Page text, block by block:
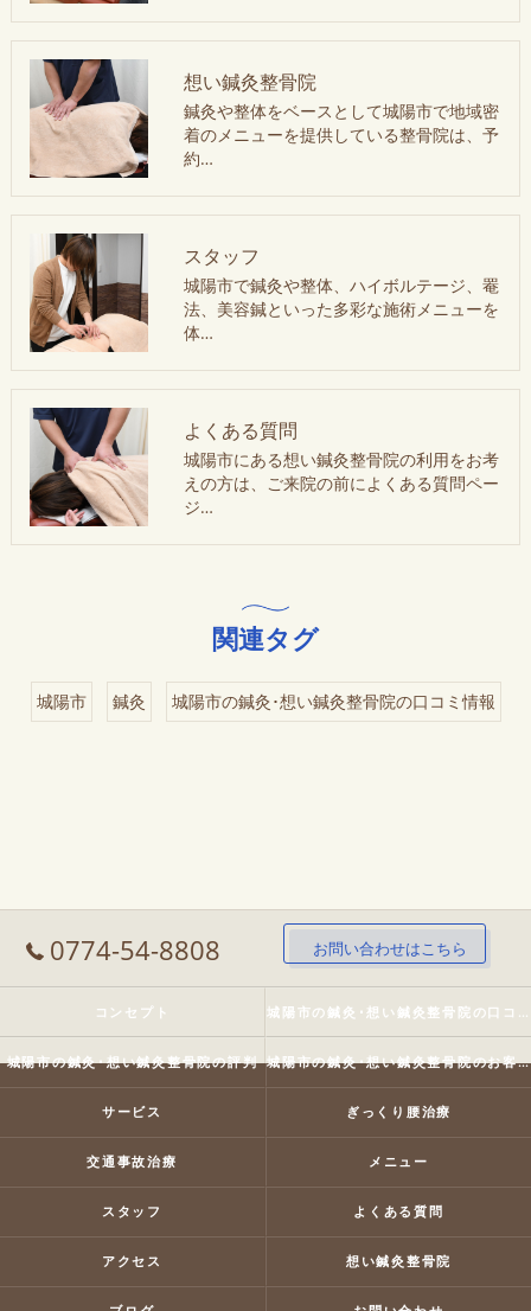
想い鍼灸整骨院
鍼灸や整体をベースとして城陽市で地域密
着のメニューを提供している整骨院は、予
約…
スタッフ
城陽市で鍼灸や整体、ハイボルテージ、罨
法、美容鍼といった多彩な施術メニューを
体…
よくある質問
城陽市にある想い鍼灸整骨院の利用をお考
えの方は、ご来院の前によくある質問ペー
ジ…
関連タグ
城陽市 鍼灸 城陽市の鍼灸･想い鍼灸整骨院の口コミ情報
0774-54-8808 お問い合わせはこちら
コンセプト 城陽市の鍼灸･想い鍼灸整骨院の口コミ情報
城陽市の鍼灸･想い鍼灸整骨院の評判 城陽市の鍼灸･想い鍼灸整骨院のお客様の声
サービス ぎっくり腰治療
交通事故治療 メニュー
スタッフ よくある質問
アクセス 想い鍼灸整骨院